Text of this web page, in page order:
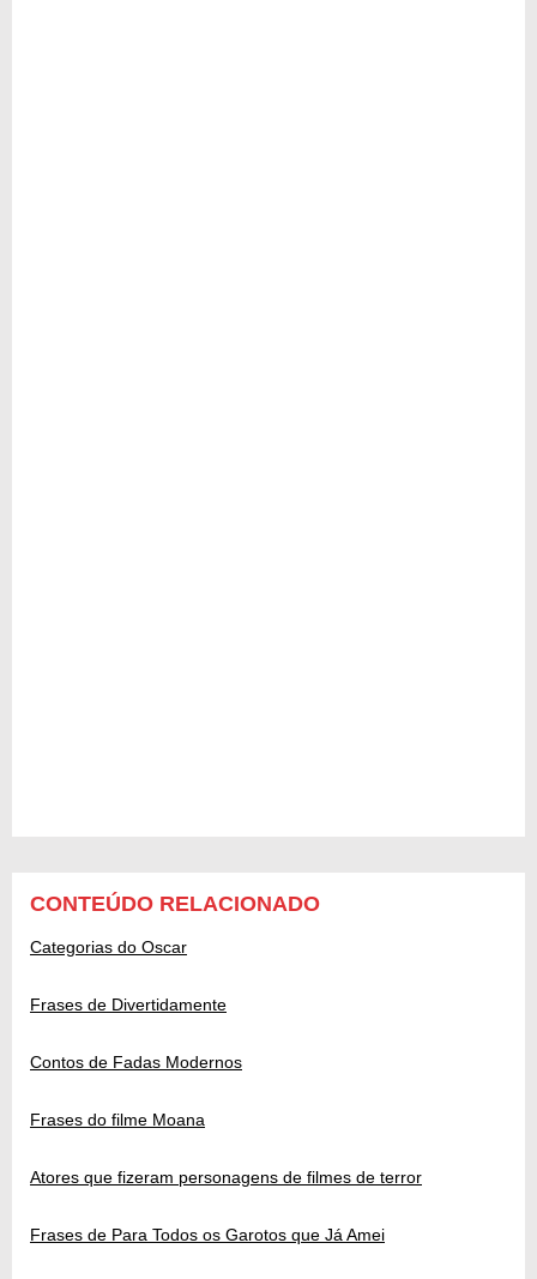
CONTEÚDO RELACIONADO
Categorias do Oscar
Frases de Divertidamente
Contos de Fadas Modernos
Frases do filme Moana
Atores que fizeram personagens de filmes de terror
Frases de Para Todos os Garotos que Já Amei